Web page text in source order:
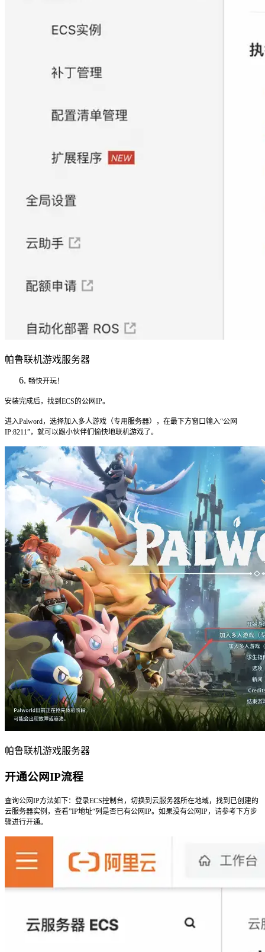
帕鲁联机游戏服务器
畅快开玩！
安装完成后，找到ECS的公网IP。
进入Palword，选择加入多人游戏（专用服务器），在最下方窗口输入“公网
IP:8211”，就可以跟小伙伴们愉快地联机游戏了。
帕鲁联机游戏服务器
开通公网IP流程
查询公网IP方法如下：登录ECS控制台 ， 切换到云服务器所在地域，找到已创建的
云服务器实例，查看”IP地址“列是否已有公网IP。如果没有公网IP，请参考下方步
骤进行开通。